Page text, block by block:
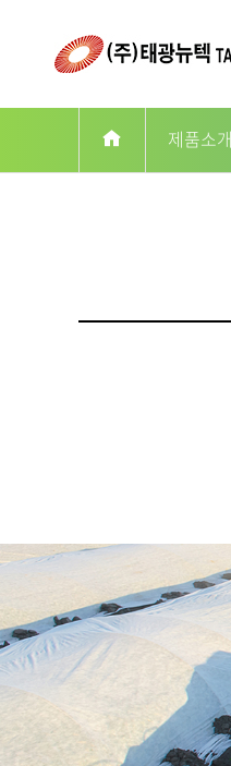
제품소개